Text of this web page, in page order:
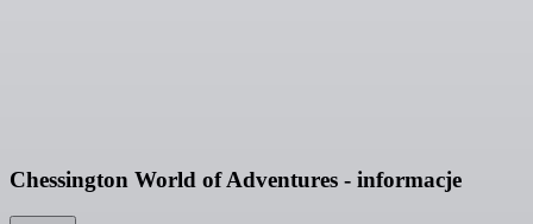
Chessington World of Adventures - informacje